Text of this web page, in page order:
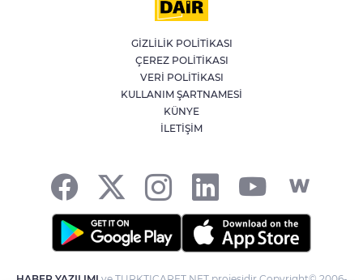
YILDIRIM’DA ÇOCUKLAR SPORLA
BÜYÜYOR
Bursa'da İznik Gölü'ne düşen bir kişi
hayatını kaybetti
İstanbul'da suç örgütüne operasyon: 12
GİZLİLİK POLİTİKASI
ÇEREZ POLİTİKASI
VERİ POLİTİKASI
KULLANIM ŞARTNAMESİ
KÜNYE
İLETİŞİM